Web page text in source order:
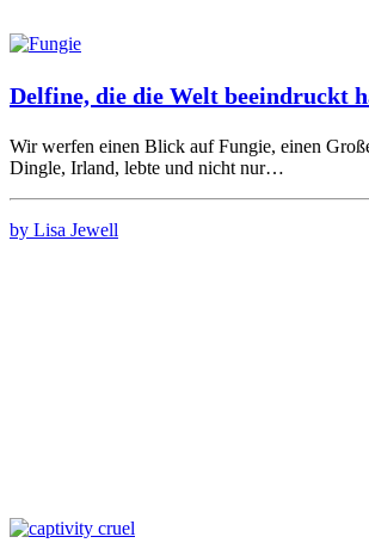
Delfine, die die Welt beeindruckt
Wir werfen einen Blick auf Fungie, einen
Dingle, Irland, lebte und nicht nur…
by Lisa Jewell